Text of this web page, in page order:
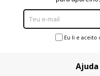
Eu li e aceito